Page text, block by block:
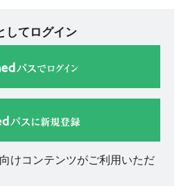
してログイン
けコンテンツがご利用いただ